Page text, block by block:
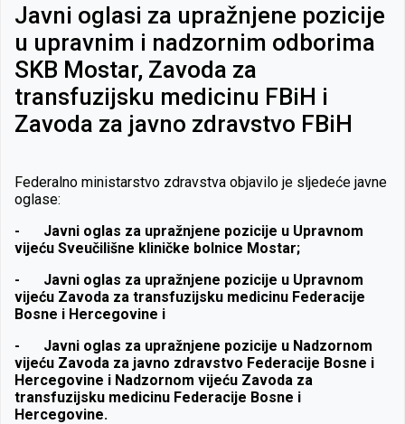
Javni oglasi za upražnjene pozicije
u upravnim i nadzornim odborima
SKB Mostar, Zavoda za
transfuzijsku medicinu FBiH i
Zavoda za javno zdravstvo FBiH
Federalno ministarstvo zdravstva objavilo je sljedeće javne
oglase:
-
Javni oglas za upražnjene pozicije u Upravnom
vijeću Sveučilišne kliničke bolnice Mostar;
-
Javni oglas za upražnjene pozicije u Upravnom
vijeću Zavoda za transfuzijsku medicinu Federacije
Bosne i Hercegovine i
-
Javni oglas za upražnjene pozicije u Nadzornom
vijeću Zavoda za javno zdravstvo Federacije Bosne i
Hercegovine i Nadzornom vijeću Zavoda za
transfuzijsku medicinu Federacije Bosne i
Hercegovine.